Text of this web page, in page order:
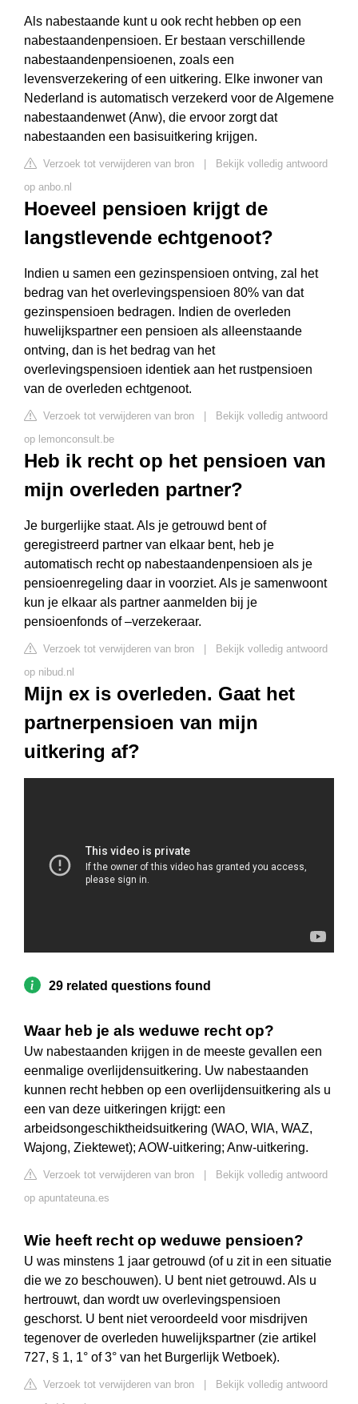
Als nabestaande kunt u ook recht hebben op een
nabestaandenpensioen. Er bestaan verschillende
nabestaandenpensioenen, zoals een
levensverzekering of een uitkering. Elke inwoner van
Nederland is automatisch verzekerd voor de Algemene
nabestaandenwet (Anw), die ervoor zorgt dat
nabestaanden een basisuitkering krijgen.
Verzoek tot verwijderen van bron
Bekijk volledig antwoord
op anbo.nl
Hoeveel pensioen krijgt de
langstlevende echtgenoot?
Indien u samen een gezinspensioen ontving, zal het
bedrag van het overlevingspensioen 80% van dat
gezinspensioen bedragen. Indien de overleden
huwelijkspartner een pensioen als alleenstaande
ontving, dan is het bedrag van het
overlevingspensioen identiek aan het rustpensioen
van de overleden echtgenoot.
Verzoek tot verwijderen van bron
Bekijk volledig antwoord
op lemonconsult.be
Heb ik recht op het pensioen van
mijn overleden partner?
Je burgerlijke staat. Als je getrouwd bent of
geregistreerd partner van elkaar bent, heb je
automatisch recht op nabestaandenpensioen als je
pensioenregeling daar in voorziet. Als je samenwoont
kun je elkaar als partner aanmelden bij je
pensioenfonds of –verzekeraar.
Verzoek tot verwijderen van bron
Bekijk volledig antwoord
op nibud.nl
Mijn ex is overleden. Gaat het
partnerpensioen van mijn
uitkering af?
29 related questions found
Waar heb je als weduwe recht op?
Uw nabestaanden krijgen in de meeste gevallen een
eenmalige overlijdensuitkering. Uw nabestaanden
kunnen recht hebben op een overlijdensuitkering als u
een van deze uitkeringen krijgt: een
arbeidsongeschiktheidsuitkering (WAO, WIA, WAZ,
Wajong, Ziektewet); AOW-uitkering; Anw-uitkering.
Verzoek tot verwijderen van bron
Bekijk volledig antwoord
op apuntateuna.es
Wie heeft recht op weduwe pensioen?
U was minstens 1 jaar getrouwd (of u zit in een situatie
die we zo beschouwen). U bent niet getrouwd. Als u
hertrouwt, dan wordt uw overlevingspensioen
geschorst. U bent niet veroordeeld voor misdrijven
tegenover de overleden huwelijkspartner (zie artikel
727, § 1, 1° of 3° van het Burgerlijk Wetboek).
Verzoek tot verwijderen van bron
Bekijk volledig antwoord